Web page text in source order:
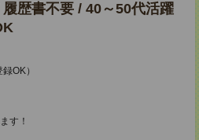
歴書不要 / 40～50代活躍
OK）
す！